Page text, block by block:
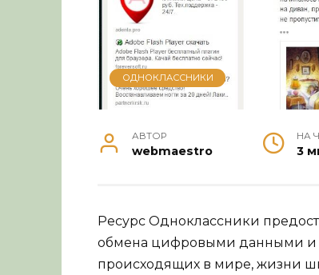
ОДНОКЛАССНИКИ
АВТОР
webmaestro
НА
3
Ресурс Одноклассники
обмена цифровыми данными и
происходящих в мире, жизни